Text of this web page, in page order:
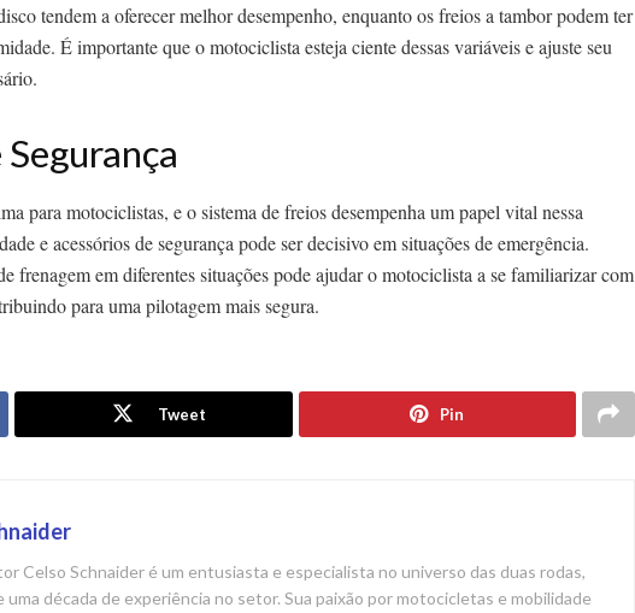
tendem a oferecer melhor desempenho, enquanto os freios a tambor podem ter
É importante que o motociclista esteja ciente dessas variáveis e ajuste seu
para motociclistas, e o sistema de freios desempenha um papel vital nessa
e acessórios de segurança pode ser decisivo em situações de emergência.
frenagem em diferentes situações pode ajudar o motociclista a se familiarizar com
para uma pilotagem mais segura.
Tweet Pin
Celso Schnaider é um entusiasta e especialista no universo das duas rodas,
uma década de experiência no setor. Sua paixão por motocicletas e mobilidade